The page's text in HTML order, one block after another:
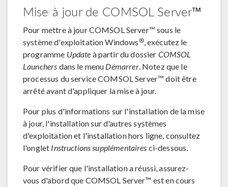
Mise à jour de COMSOL Server™
Pour mettre à jour COMSOL Server™ sous le
système d'exploitation Windows ®, exécutez le
programme Update à partir du dossier COMSOL
Launchers dans le menu Démarrer. Notez que le
processus du service COMSOL Server™ doit être
arrêté avant d'appliquer la mise à jour.
Pour plus d'informations sur l'installation de la mise
à jour, l'installation sur d'autres systèmes
d'exploitation et l'installation hors ligne, consultez
l'onglet Instructions supplémentaires ci-dessous.
Pour vérifier que l'installation a réussi, assurez-
vous d'abord que COMSOL Server™ est en cours